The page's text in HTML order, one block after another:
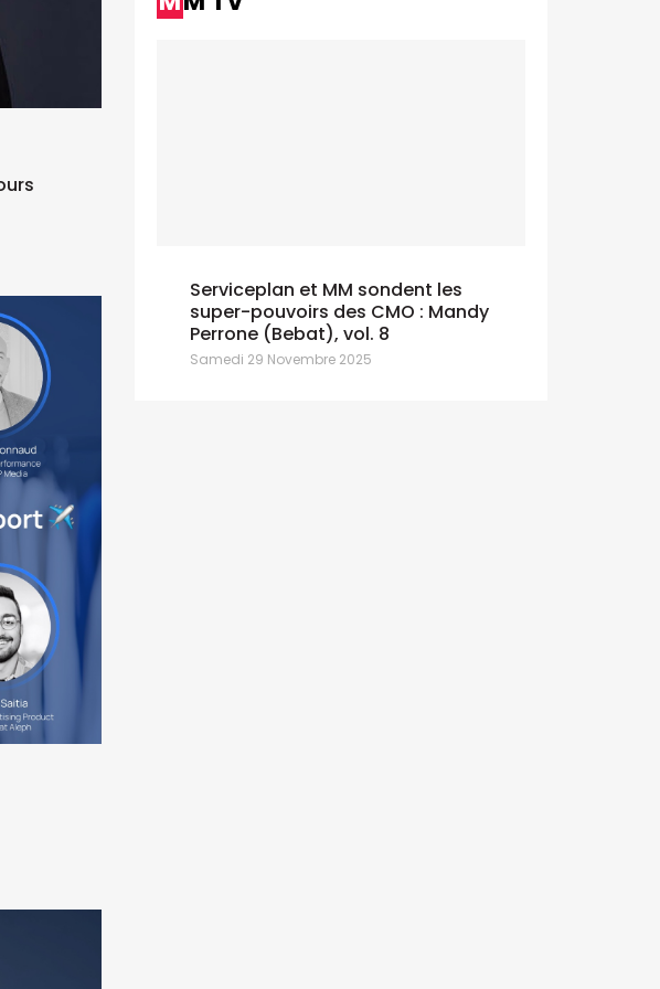
Serviceplan et MM sondent les
super-pouvoirs des CMO : Mandy
Perrone (Bebat), vol. 8
Samedi 29 Novembre 2025